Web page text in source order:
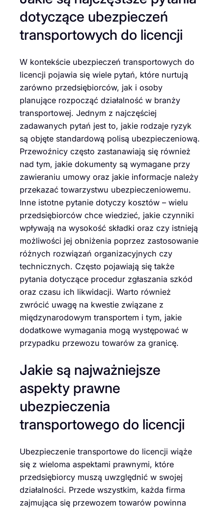
dotyczące ubezpieczeń
transportowych do licencji
W kontekście ubezpieczeń transportowych do
licencji pojawia się wiele pytań, które nurtują
zarówno przedsiębiorców, jak i osoby
planujące rozpocząć działalność w branży
transportowej. Jednym z najczęściej
zadawanych pytań jest to, jakie rodzaje ryzyk
są objęte standardową polisą ubezpieczeniową.
Przewoźnicy często zastanawiają się również
nad tym, jakie dokumenty są wymagane przy
zawieraniu umowy oraz jakie informacje należy
przekazać towarzystwu ubezpieczeniowemu.
Inne istotne pytanie dotyczy kosztów – wielu
przedsiębiorców chce wiedzieć, jakie czynniki
wpływają na wysokość składki oraz czy istnieją
możliwości jej obniżenia poprzez zastosowanie
różnych rozwiązań organizacyjnych czy
technicznych. Często pojawiają się także
pytania dotyczące procedur zgłaszania szkód
oraz czasu ich likwidacji. Warto również
zwrócić uwagę na kwestie związane z
międzynarodowym transportem i tym, jakie
dodatkowe wymagania mogą występować w
przypadku przewozu towarów za granicę.
Jakie są najważniejsze
aspekty prawne
ubezpieczenia
transportowego do licencji
Ubezpieczenie transportowe do licencji wiąże
się z wieloma aspektami prawnymi, które
przedsiębiorcy muszą uwzględnić w swojej
działalności. Przede wszystkim, każda firma
zajmująca się przewozem towarów powinna